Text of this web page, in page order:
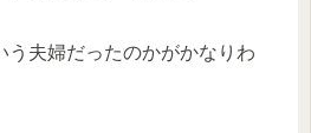
う夫婦だったのかがかなりわ